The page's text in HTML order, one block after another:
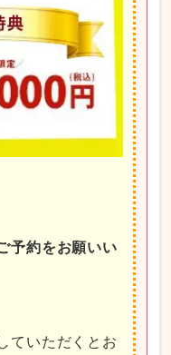
予約をお願いい
ていただくとお